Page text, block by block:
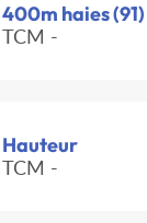
400m haies (91)
TCM -
Hauteur
TCM -